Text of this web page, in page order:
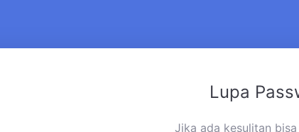
Lupa
Jika ada kesulitan